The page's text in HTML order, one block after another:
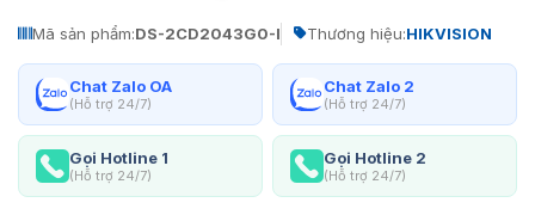
Mã sản phẩm:DS-2CD2043G0-I Thương hiệu:HIKVISION
Chat Zalo OA
(Hỗ trợ 24/7)
Chat Zalo 2
(Hỗ trợ 24/7)
Gọi Hotline 1
(Hỗ trợ 24/7)
Gọi Hotline 2
(Hỗ trợ 24/7)